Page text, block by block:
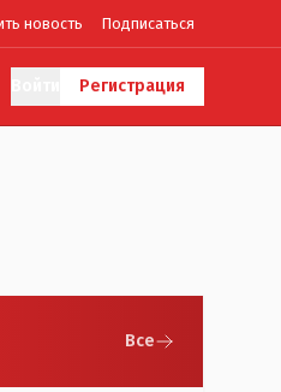
новость Подписаться
Регистрация
Все